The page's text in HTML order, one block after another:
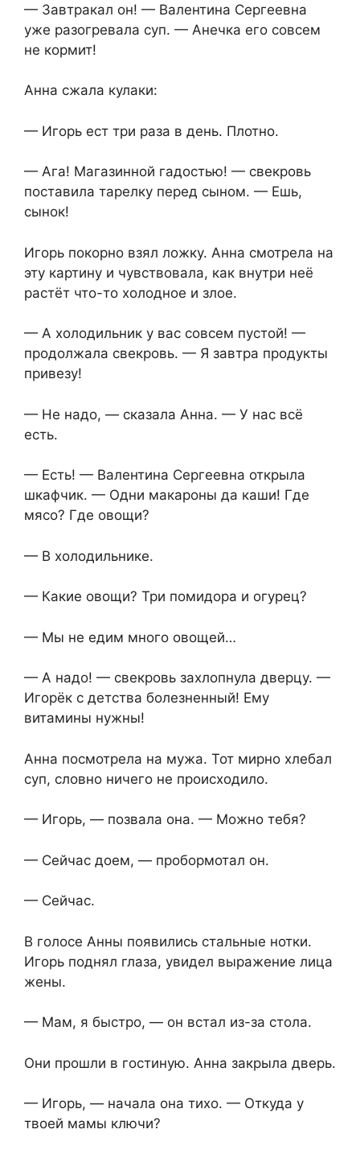
— Завтракал он! — Валентина Сергеевна
уже разогревала суп. — Анечка его совсем
не кормит!
Анна сжала кулаки:
— Игорь ест три раза в день. Плотно.
— Ага! Магазинной гадостью! — свекровь
поставила тарелку перед сыном. — Ешь,
сынок!
Игорь покорно взял ложку. Анна смотрела на
эту картину и чувствовала, как внутри неё
растёт что-то холодное и злое.
— А холодильник у вас совсем пустой! —
продолжала свекровь. — Я завтра продукты
привезу!
— Не надо, — сказала Анна. — У нас всё
есть.
— Есть! — Валентина Сергеевна открыла
шкафчик. — Одни макароны да каши! Где
мясо? Где овощи?
— В холодильнике.
— Какие овощи? Три помидора и огурец?
— Мы не едим много овощей…
— А надо! — свекровь захлопнула дверцу. —
Игорёк с детства болезненный! Ему
витамины нужны!
Анна посмотрела на мужа. Тот мирно хлебал
суп, словно ничего не происходило.
— Игорь, — позвала она. — Можно тебя?
— Сейчас доем, — пробормотал он.
— Сейчас.
В голосе Анны появились стальные нотки.
Игорь поднял глаза, увидел выражение лица
жены.
— Мам, я быстро, — он встал из-за стола.
Они прошли в гостиную. Анна закрыла дверь.
— Игорь, — начала она тихо. — Откуда у
твоей мамы ключи?